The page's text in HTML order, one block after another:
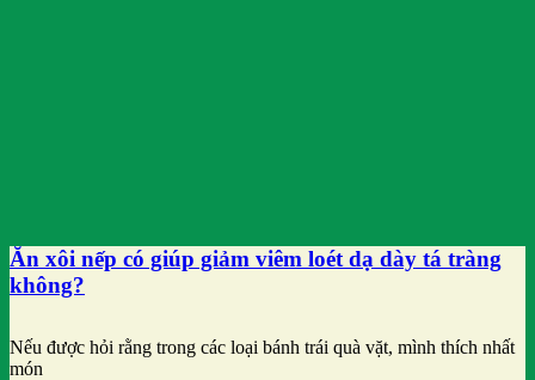
Ăn xôi nếp có giúp giảm viêm loét dạ dày tá tràng
không?
Nếu được hỏi rằng trong các loại bánh trái quà vặt, mình thích nhất
món